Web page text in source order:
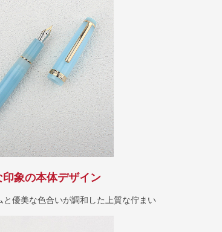
印象の本体デザイン
優美な色合いが調和した上質な佇まい